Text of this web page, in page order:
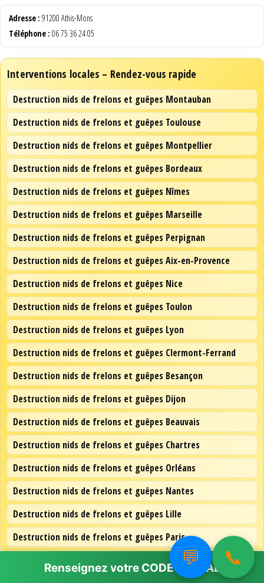
Adresse : 91200 Athis-Mons
Téléphone : 06 75 36 24 05
Interventions locales – Rendez-vous rapide
Destruction nids de frelons et guêpes Montauban
Destruction nids de frelons et guêpes Toulouse
Destruction nids de frelons et guêpes Montpellier
Destruction nids de frelons et guêpes Bordeaux
Destruction nids de frelons et guêpes Nîmes
Destruction nids de frelons et guêpes Marseille
Destruction nids de frelons et guêpes Perpignan
Destruction nids de frelons et guêpes Aix-en-Provence
Destruction nids de frelons et guêpes Nice
Destruction nids de frelons et guêpes Toulon
Destruction nids de frelons et guêpes Lyon
Destruction nids de frelons et guêpes Clermont-Ferrand
Destruction nids de frelons et guêpes Besançon
Destruction nids de frelons et guêpes Dijon
Destruction nids de frelons et guêpes Beauvais
Destruction nids de frelons et guêpes Chartres
Destruction nids de frelons et guêpes Orléans
Destruction nids de frelons et guêpes Nantes
Destruction nids de frelons et guêpes Lille
Destruction nids de frelons et guêpes Paris
💬 📞
Renseignez votre CODE POSTAL